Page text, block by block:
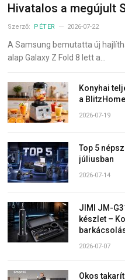
Hivatalos a megújult
Szerző: PÉTER 2026-07-22
A Samsung bemutatta új
alap Galaxy Z Fold 8 lett a…
Konyhai
a
2026-07-19
Top 5
júliusban
2026-07-14
JIMI JM-
készlet –
2026-07-07
Okos